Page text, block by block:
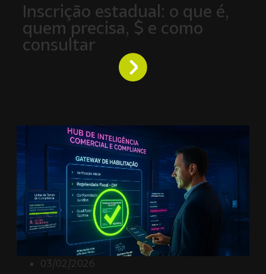
Inscrição estadual: o que é,
quem precisa, $ e como
consultar
03/02/2026